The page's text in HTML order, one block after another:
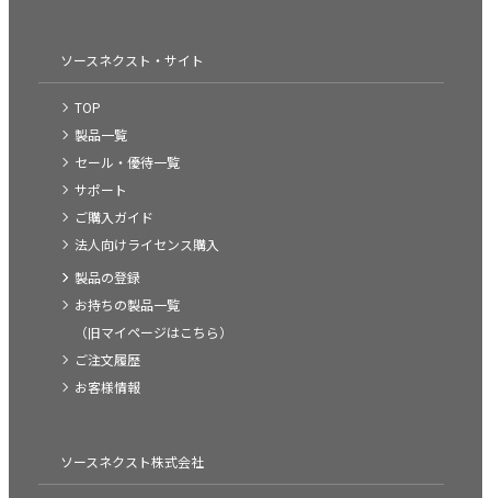
ソースネクスト・サイト
TOP
製品一覧
セール・優待一覧
サポート
ご購入ガイド
法人向けライセンス購入
製品の登録
お持ちの製品一覧
（旧マイページはこちら）
ご注文履歴
お客様情報
ソースネクスト株式会社